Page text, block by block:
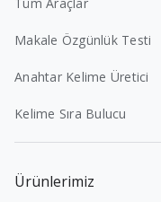
Makale Özgünlük Testi
Anahtar Kelime Üretici
Kelime Sıra Bulucu
Ürünlerimiz